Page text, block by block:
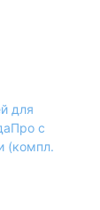
для
с
(компл.